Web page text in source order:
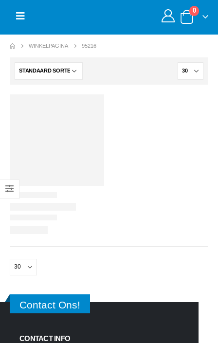
0
WINKELPAGINA 95216
Contact Ons!
CONTACT INFO